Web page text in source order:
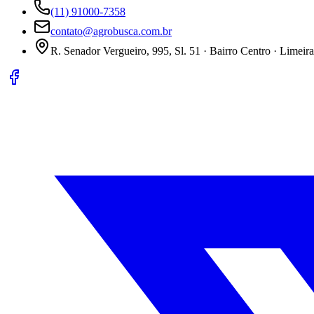
(11) 91000-7358
contato@agrobusca.com.br
R. Senador Vergueiro, 995, Sl. 51 · Bairro Centro ·